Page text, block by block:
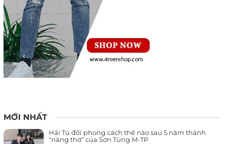
MỚI NHẤT
Hải Tú đổi phong cách thế nào sau 5 năm thành
“nàng thơ” của Sơn Tùng M-TP